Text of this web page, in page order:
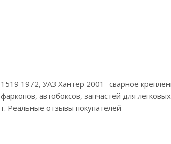
1972, УАЗ Хантер 2001- сварное
автобоксов, запчастей для
Реальные отзывы покупателей